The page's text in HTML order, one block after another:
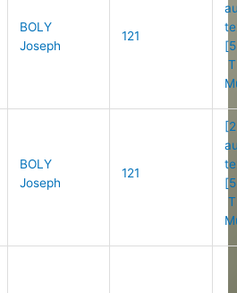
BOLY
Joseph
121
BOLY
Joseph
121